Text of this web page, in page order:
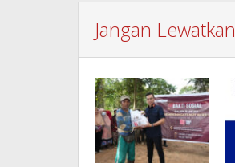
Jangan Lewatkan